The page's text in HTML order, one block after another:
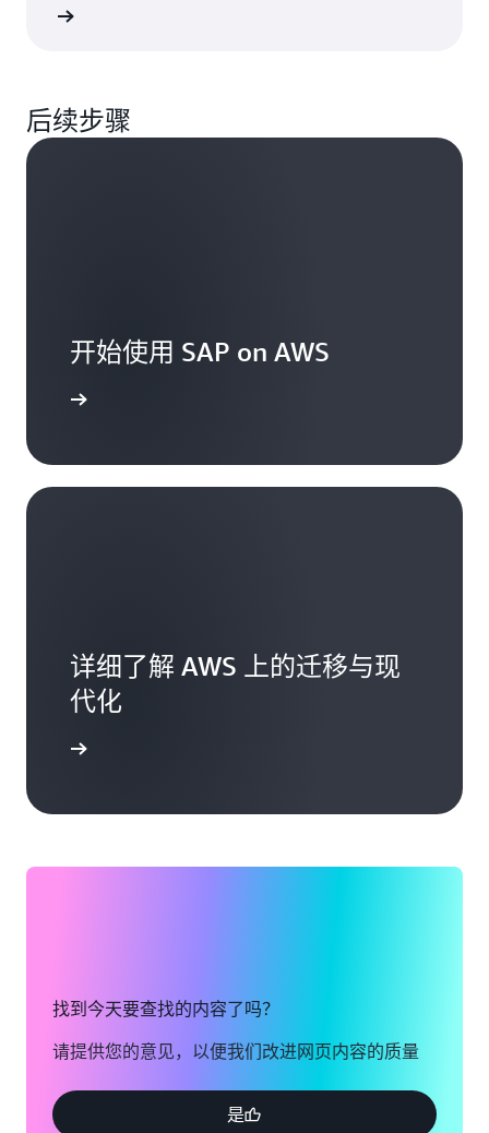
后续步骤
开始使用 SAP on AWS
详细了解 AWS 上的迁移与现
代化
找到今天要查找的内容了吗？
请提供您的意见，以便我们改进网页内容的质量
是